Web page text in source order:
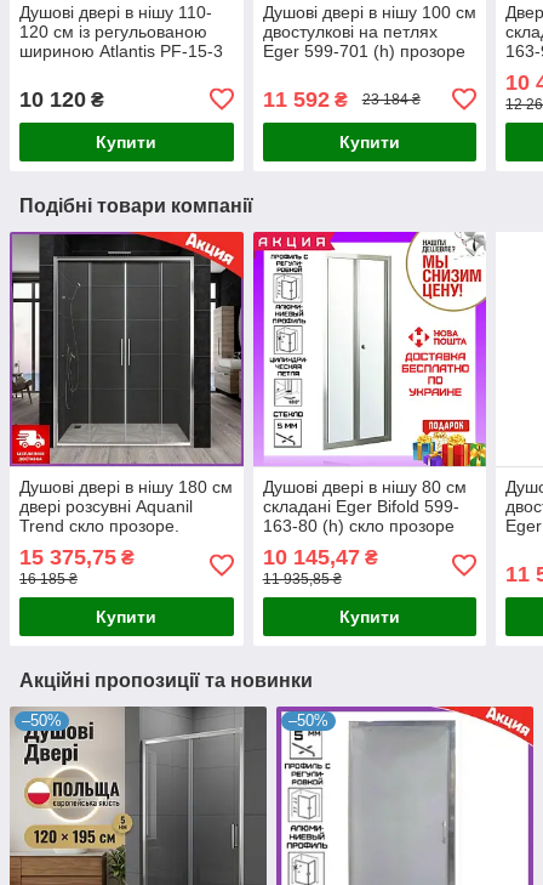
Душові двері в нішу 110-
120 см із регульованою
шириною Atlantis PF-15-3
10 120 ₴
Купити
Душові двері в нішу 100 см
двостулкові на петлях
Eger 599-701 (h) прозоре
11 592₴ 23 184 ₴
Купити
10
12
Подібні товари компанії
Душові двері в нішу 180 см
двері розсувні Aquanil
Trend скло прозоре.
15 375,75 ₴
16 185 ₴
Купити
Душові двері в нішу 80 см
складані Eger Bifold 599-
163-80 (h) скло прозоре
10 145,47₴
11 935,85 ₴
Купити
11
Акційні пропозиції та новинки
–50% –50%